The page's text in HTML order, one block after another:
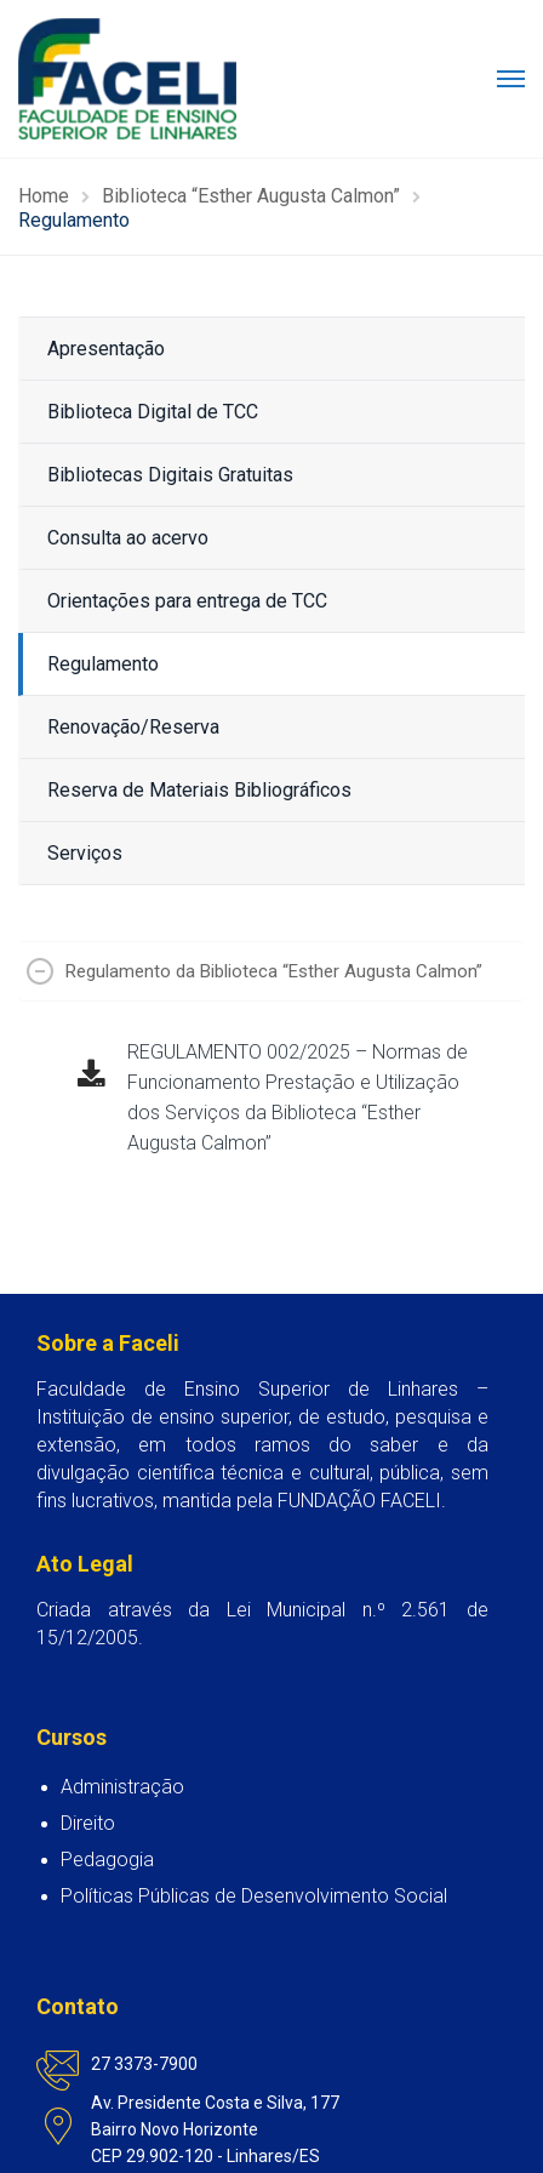
Home
Biblioteca “Esther Augusta Calmon”
Regulamento
Apresentação
Biblioteca Digital de TCC
Bibliotecas Digitais Gratuitas
Consulta ao acervo
Orientações para entrega de TCC
Regulamento
Renovação/Reserva
Reserva de Materiais Bibliográficos
Serviços
Regulamento da Biblioteca “Esther Augusta Calmon”
REGULAMENTO 002/2025 – Normas de
Funcionamento Prestação e Utilização
dos Serviços da Biblioteca “Esther
Augusta Calmon”
Sobre a Faceli
Faculdade de Ensino Superior de Linhares –
Instituição de ensino superior, de estudo, pesquisa e
extensão, em todos ramos do saber e da
divulgação científica técnica e cultural, pública, sem
fins lucrativos, mantida pela FUNDAÇÃO FACELI.
Ato Legal
Criada através da Lei Municipal n.º 2.561 de
15/12/2005.
Cursos
Administração
Direito
Pedagogia
Políticas Públicas de Desenvolvimento Social
Contato
27 3373-7900
Av. Presidente Costa e Silva, 177
Bairro Novo Horizonte
CEP 29.902-120 - Linhares/ES